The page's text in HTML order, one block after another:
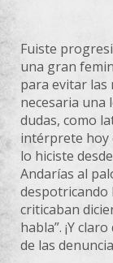
Fuiste
una gran
para evitar las
necesaria una
dudas, como
intérprete hoy
lo hiciste
Andarías al
despotricando
criticaban
habla”. ¡Y
de las